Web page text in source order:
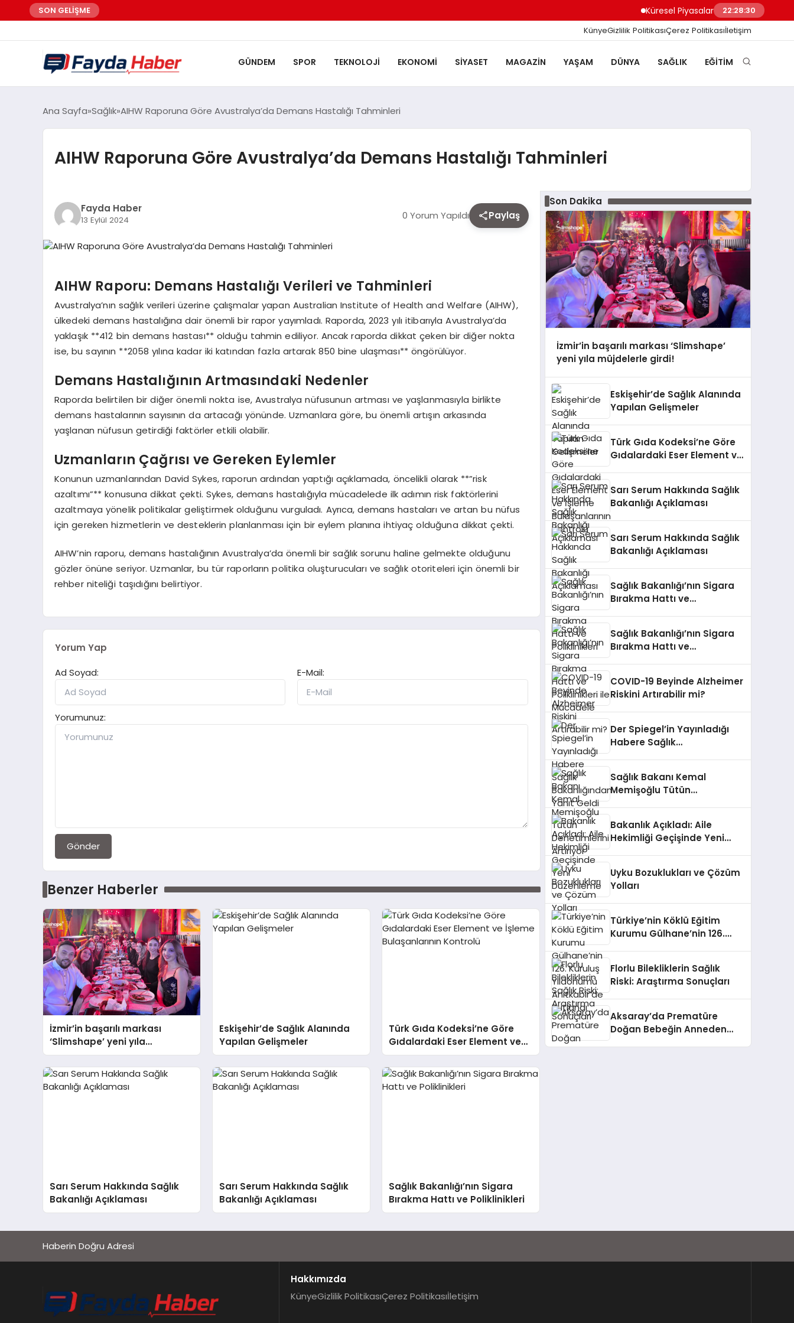
SON GELİŞME Küresel Piyasalarda Yapay Zeka Rallisi
22:28:30
KünyeGizlilik PolitikasıÇerez Politikasıİletişim
GÜNDEM SPOR TEKNOLOJI EKONOMI SIYASET MAGAZIN YAŞAM DÜNYA SAĞLIK EĞITIM
Ana Sayfa Sağlık AIHW Raporuna Göre Avustralya’da Demans Hastalığı Tahminleri
AIHW Raporuna Göre Avustralya’da Demans Hastalığı Tahminleri
Fayda Haber
13 Eylül 2024 0 Yorum Yapıldı Paylaş
AIHW Raporu: Demans Hastalığı Verileri ve Tahminleri
Avustralya’nın sağlık verileri üzerine çalışmalar yapan Australian Institute of Health and Welfare (AIHW),
ülkedeki demans hastalığına dair önemli bir rapor yayımladı. Raporda, 2023 yılı itibarıyla Avustralya’da
yaklaşık **412 bin demans hastası** olduğu tahmin ediliyor. Ancak raporda dikkat çeken bir diğer nokta
ise, bu sayının **2058 yılına kadar iki katından fazla artarak 850 bine ulaşması** öngörülüyor.
Demans Hastalığının Artmasındaki Nedenler
Raporda belirtilen bir diğer önemli nokta ise, Avustralya nüfusunun artması ve yaşlanmasıyla birlikte
demans hastalarının sayısının da artacağı yönünde. Uzmanlara göre, bu önemli artışın arkasında
yaşlanan nüfusun getirdiği faktörler etkili olabilir.
Uzmanların Çağrısı ve Gereken Eylemler
Konunun uzmanlarından David Sykes, raporun ardından yaptığı açıklamada, öncelikli olarak **”risk
azaltımı”** konusuna dikkat çekti. Sykes, demans hastalığıyla mücadelede ilk adımın risk faktörlerini
azaltmaya yönelik politikalar geliştirmek olduğunu vurguladı. Ayrıca, demans hastaları ve artan bu nüfus
için gereken hizmetlerin ve desteklerin planlanması için bir eylem planına ihtiyaç olduğuna dikkat çekti.
AIHW’nin raporu, demans hastalığının Avustralya’da önemli bir sağlık sorunu haline gelmekte olduğunu
gözler önüne seriyor. Uzmanlar, bu tür raporların politika oluşturucuları ve sağlık otoriteleri için önemli bir
rehber niteliği taşıdığını belirtiyor.
Yorum Yap
Ad Soyad:
E-Mail:
Yorumunuz:
Gönder
Benzer Haberler
İzmir’in başarılı markası
‘Slimshape’ yeni yıla
müjdelerle girdi!
Eskişehir’de Sağlık Alanında
Yapılan Gelişmeler
Türk Gıda Kodeksi’ne Göre
Gıdalardaki Eser Element ve
İşleme Bulaşanlarının Kontrolü
Sarı Serum Hakkında Sağlık
Bakanlığı Açıklaması
Sarı Serum Hakkında Sağlık
Bakanlığı Açıklaması
Sağlık Bakanlığı’nın Sigara
Bırakma Hattı ve Poliklinikleri
Son Dakika
İzmir’in başarılı markası ‘Slimshape’
yeni yıla müjdelerle girdi!
Eskişehir’de Sağlık Alanında
Yapılan Gelişmeler
Türk Gıda Kodeksi’ne Göre
Gıdalardaki Eser Element ve
Sarı Serum Hakkında Sağlık
Bakanlığı Açıklaması
Sarı Serum Hakkında Sağlık
Bakanlığı Açıklaması
Sağlık Bakanlığı’nın Sigara
Bırakma Hattı ve
Sağlık Bakanlığı’nın Sigara
Bırakma Hattı ve
COVID-19 Beyinde Alzheimer
Riskini Artırabilir mi?
Der Spiegel’in Yayınladığı
Habere Sağlık
Sağlık Bakanı Kemal
Memişoğlu Tütün
Bakanlık Açıkladı: Aile
Hekimliği Geçişinde Yeni
Uyku Bozuklukları ve Çözüm
Yolları
Türkiye’nin Köklü Eğitim
Kurumu Gülhane’nin 126.
Florlu Bilekliklerin Sağlık
Riski: Araştırma Sonuçları
Aksaray’da Prematüre
Doğan Bebeğin Anneden
Haberin Doğru Adresi
Hakkımızda
KünyeGizlilik PolitikasıÇerez Politikasıİletişim